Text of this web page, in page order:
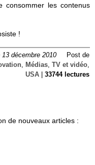
consommer les contenus
!
décembre 2010
Post de
, Médias, TV et vidéo,
USA
33744 lectures
de nouveaux articles :